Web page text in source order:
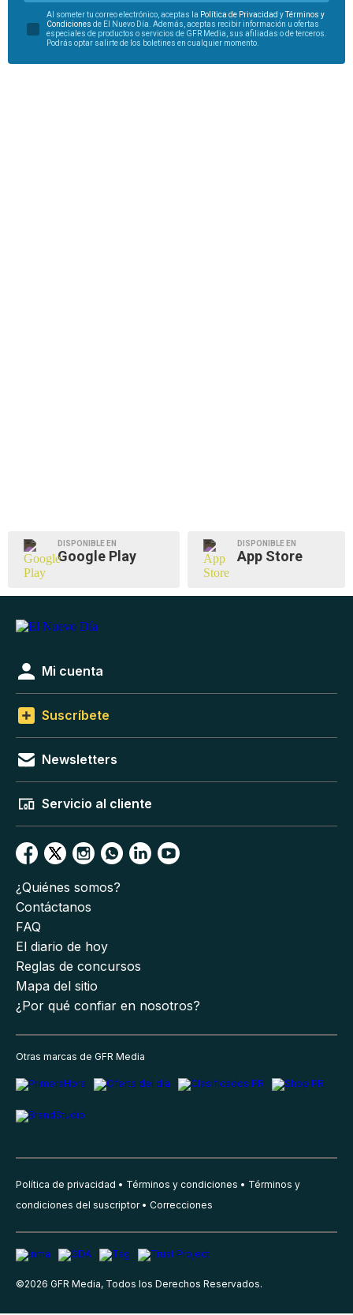
Al someter tu correo electrónico, aceptas la Política de Privacidad y
Términos y
Condiciones de El Nuevo Día. Además, aceptas recibir información u ofertas
especiales de productos o servicios de GFR Media, sus afiliadas o de terceros.
Podrás optar salirte de los boletines en cualquier momento.
DISPONIBLE EN
Google Play
DISPONIBLE EN
App Store
Mi cuenta
Suscríbete
Newsletters
Servicio al cliente
¿Quiénes somos?
Contáctanos
FAQ
El diario de hoy
Reglas de concursos
Mapa del sitio
¿Por qué confiar en nosotros?
Otras marcas de GFR Media
Política de privacidad Términos y condiciones
Términos y
condiciones del suscriptor
Correcciones
©2026 GFR Media, Todos los Derechos Reservados.